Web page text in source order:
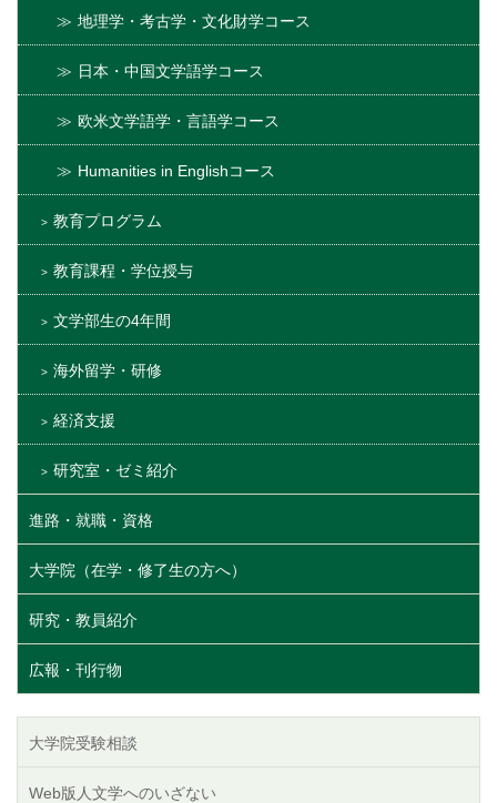
地理学・考古学・文化財学コース
日本・中国文学語学コース
欧米文学語学・言語学コース
Humanities in Englishコース
教育プログラム
教育課程・学位授与
文学部生の4年間
海外留学・研修
経済支援
研究室・ゼミ紹介
進路・就職・資格
大学院（在学・修了生の方へ）
研究・教員紹介
広報・刊行物
大学院受験相談
Web版人文学へのいざない